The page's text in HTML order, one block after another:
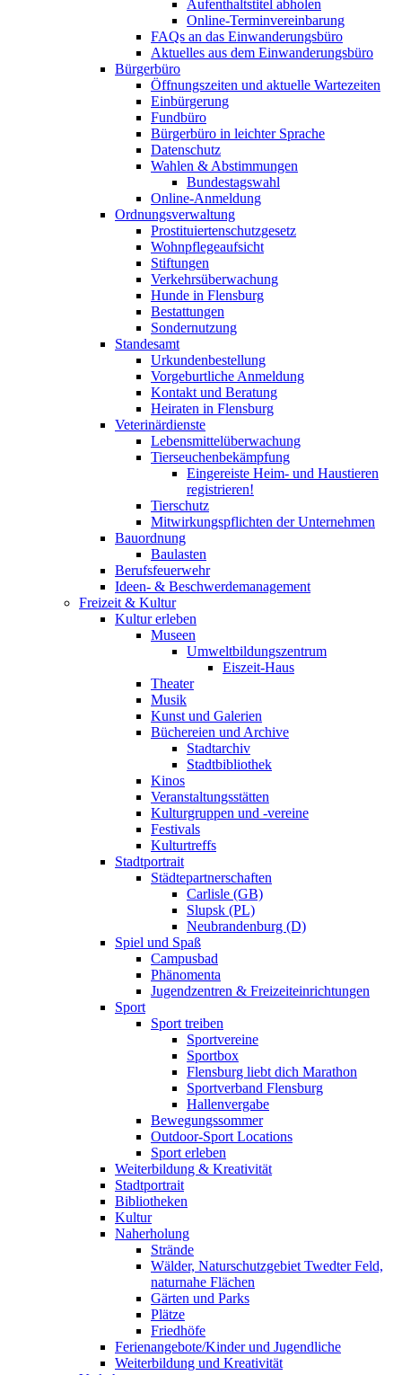
Aufenthaltstitel abholen
Online-Terminvereinbarung
FAQs an das Einwanderungsbüro
Aktuelles aus dem Einwanderungsbüro
Bürgerbüro
Öffnungszeiten und aktuelle Wartezeiten
Einbürgerung
Fundbüro
Bürgerbüro in leichter Sprache
Datenschutz
Wahlen & Abstimmungen
Bundestagswahl
Online-Anmeldung
Ordnungsverwaltung
Prostituiertenschutzgesetz
Wohnpflegeaufsicht
Stiftungen
Verkehrsüberwachung
Hunde in Flensburg
Bestattungen
Sondernutzung
Standesamt
Urkundenbestellung
Vorgeburtliche Anmeldung
Kontakt und Beratung
Heiraten in Flensburg
Veterinärdienste
Lebensmittelüberwachung
Tierseuchenbekämpfung
Eingereiste Heim- und Haustieren
registrieren!
Tierschutz
Mitwirkungspflichten der Unternehmen
Bauordnung
Baulasten
Berufsfeuerwehr
Ideen- & Beschwerdemanagement
Freizeit & Kultur
Kultur erleben
Museen
Umweltbildungszentrum
Eiszeit-Haus
Theater
Musik
Kunst und Galerien
Büchereien und Archive
Stadtarchiv
Stadtbibliothek
Kinos
Veranstaltungsstätten
Kulturgruppen und -vereine
Festivals
Kulturtreffs
Stadtportrait
Städtepartnerschaften
Carlisle (GB)
Slupsk (PL)
Neubrandenburg (D)
Spiel und Spaß
Campusbad
Phänomenta
Jugendzentren & Freizeiteinrichtungen
Sport
Sport treiben
Sportvereine
Sportbox
Flensburg liebt dich Marathon
Sportverband Flensburg
Hallenvergabe
Bewegungssommer
Outdoor-Sport Locations
Sport erleben
Weiterbildung & Kreativität
Stadtportrait
Bibliotheken
Kultur
Naherholung
Strände
Wälder, Naturschutzgebiet Twedter Feld,
naturnahe Flächen
Gärten und Parks
Plätze
Friedhöfe
Ferienangebote/Kinder und Jugendliche
Weiterbildung und Kreativität